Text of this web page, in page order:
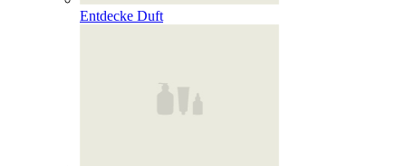
Entdecke Duft